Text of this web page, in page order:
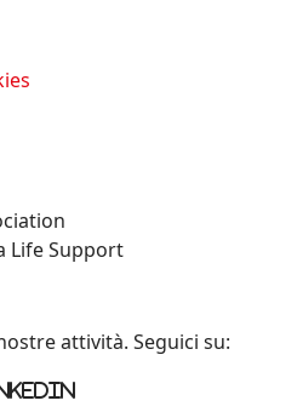
Life Support
attività. Seguici su: